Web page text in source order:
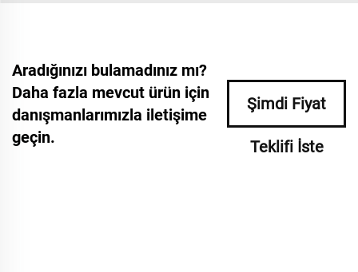
Aradığınızı bulamadınız mı?
Daha fazla mevcut ürün için
danışmanlarımızla iletişime
geçin.
Şimdi Fiyat
Teklifi İste